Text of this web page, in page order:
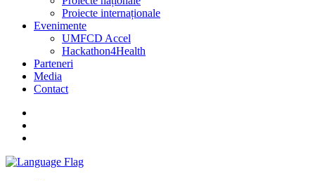
Proiecte internaționale
Evenimente
UMFCD Accel
Hackathon4Health
Parteneri
Media
Contact